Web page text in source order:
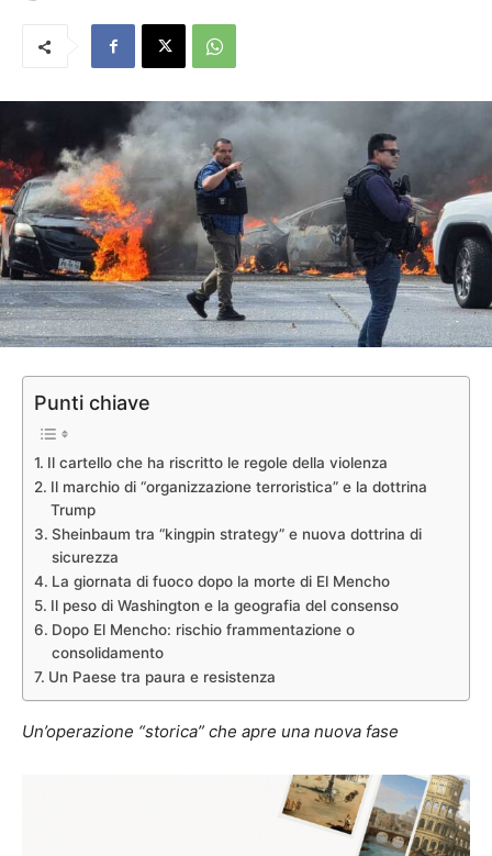
Punti chiave
Il cartello che ha riscritto le regole della violenza
Il marchio di “organizzazione terroristica” e la dottrina
Trump
Sheinbaum tra “kingpin strategy” e nuova dottrina di
sicurezza
La giornata di fuoco dopo la morte di El Mencho
Il peso di Washington e la geografia del consenso
Dopo El Mencho: rischio frammentazione o
consolidamento
Un Paese tra paura e resistenza
Un’operazione “storica” che apre una nuova fase